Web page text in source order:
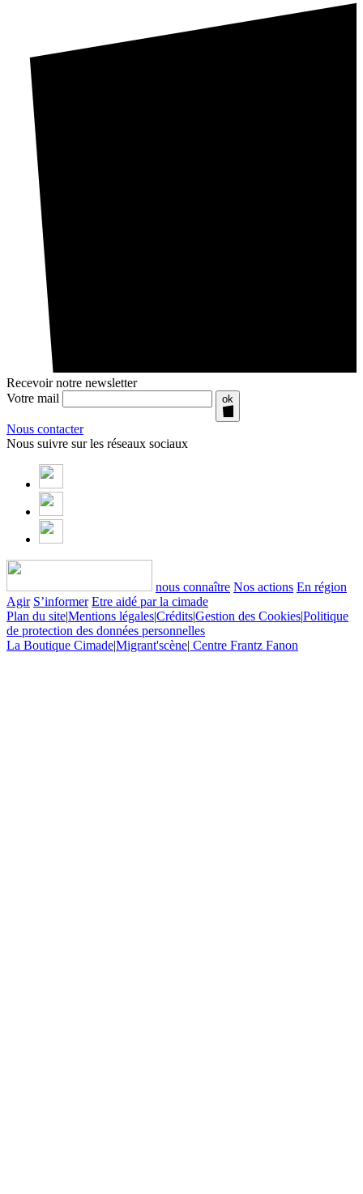
Recevoir notre newsletter
Votre mail
ok
Nous contacter
Nous suivre sur les réseaux sociaux
nous connaître Nos actions En région
Agir S’informer Etre aidé par la cimade
Plan du site|Mentions légales|Crédits|Gestion des Cookies|Politique
de protection des données personnelles
La Boutique Cimade|Migrant'scène| Centre Frantz Fanon